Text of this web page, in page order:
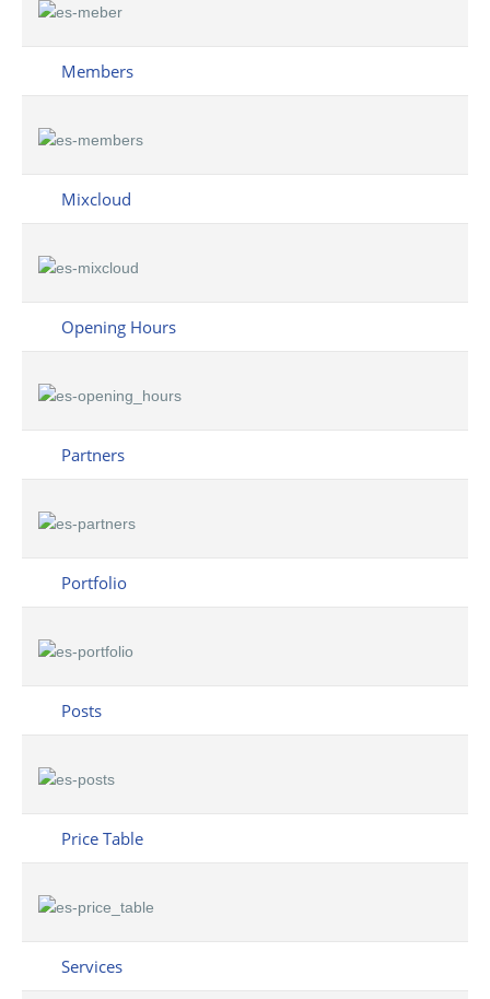
Members
Mixcloud
Opening Hours
Partners
Portfolio
Posts
Price Table
Services